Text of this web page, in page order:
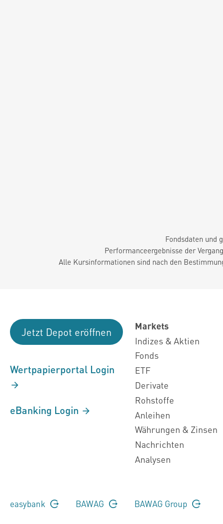
Fondsdaten und
Performanceergebnisse der
Alle Kursinformationen sind nach den
Jetzt Depot eröffnen
Wertpapierportal Login
eBanking Login
Markets
Indizes & Aktien
Fonds
ETF
Derivate
Rohstoffe
Anleihen
Währungen & Zinsen
Nachrichten
Analysen
easybank BAWAG BAWAG Group